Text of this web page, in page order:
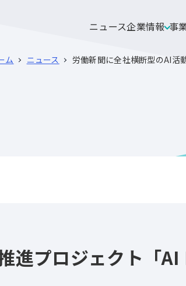
ニュース企業情報 事
ム ニュース 労働新聞に全社横断型のAI活
進プロジェクト「